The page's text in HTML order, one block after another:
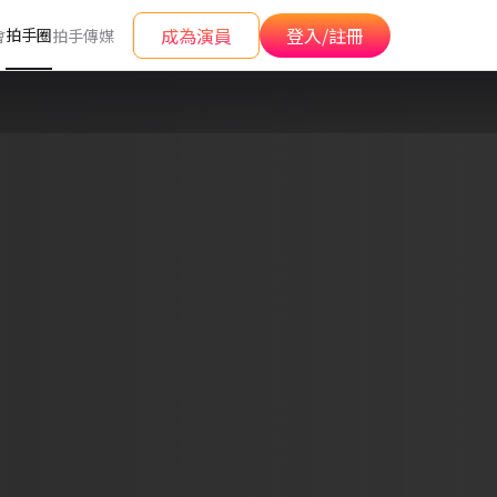
拍手圈拍手傳媒 成為演員 登入/註冊